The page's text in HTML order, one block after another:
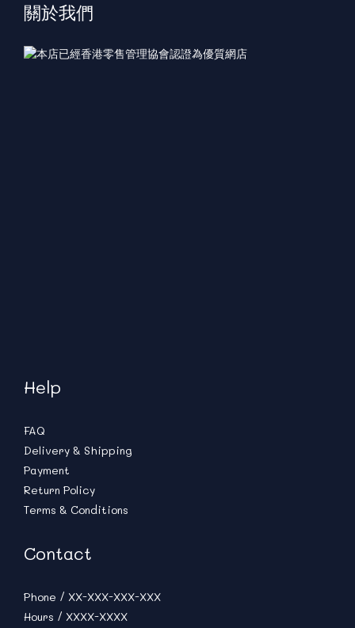
關於我們
Help
FAQ
Delivery & Shipping
Payment
Return Policy
Terms & Conditions
Contact
Phone / XX-XXX-XXX-XXX
Hours / XXXX-XXXX